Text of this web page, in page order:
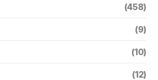
(458)
(9)
(10)
(12)